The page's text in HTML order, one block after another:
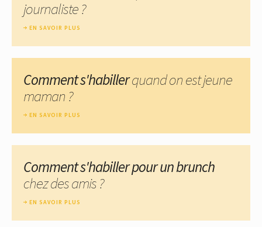
journaliste ?
EN SAVOIR PLUS
Comment s'habillerquand on est jeune
maman ?
EN SAVOIR PLUS
Comment s'habiller pour un brunch
chez des amis ?
EN SAVOIR PLUS